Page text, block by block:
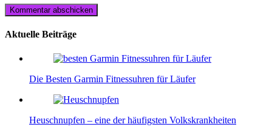
Aktuelle Beiträge
Die Besten Garmin Fitnessuhren für Läufer
Heuschnupfen – eine der häufigsten Volkskrankheiten